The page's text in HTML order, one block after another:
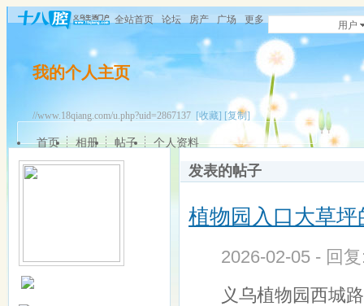
全站首页 论坛 房产 广场 更多 用户
我的个人主页
//www.18qiang.com/u.php?uid=2867137 [收藏] [复制]
首页 相册 帖子 个人资料
发表的帖子
植物园入口大草
2026-02-05 - 回
义乌植物园西城